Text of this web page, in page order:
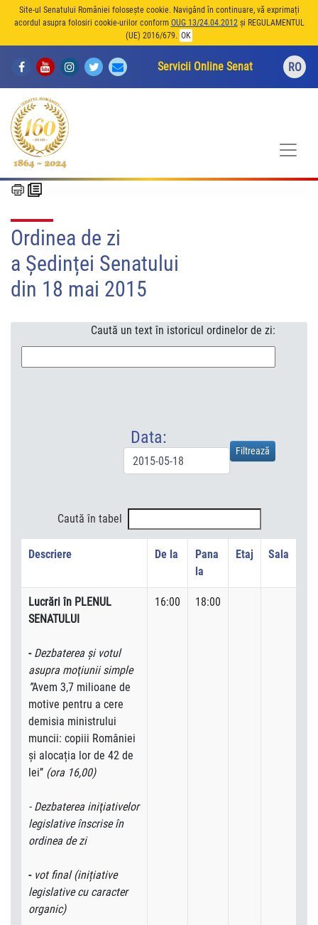
Site-ul Senatului României folosește cookie. Navigând în continuare, vă exprimați
acordul asupra folosiri cookie-urilor conform OUG 13/24.04.2012și REGULAMENTUL
(UE) 2016/679. OK
Servicii Online Senat RO
Ordinea de zi
a Ședinței Senatului
din 18 mai 2015
Caută un text în istoricul ordinelor de zi:
Data:
Caută în tabel
Descriere De la
Pana
la
Etaj Sala
Lucrări în PLENUL
SENATULUI
- Dezbaterea şi votul
asupra moţiunii simple
’’Avem 3,7 milioane de
motive pentru a cere
demisia ministrului
muncii: copiii României
și alocația lor de 42 de
lei’’ (ora 16,00)
- Dezbaterea iniţiativelor
legislative înscrise în
ordinea de zi
- vot final (inițiative
legislative cu caracter
organic)
16:00 18:00